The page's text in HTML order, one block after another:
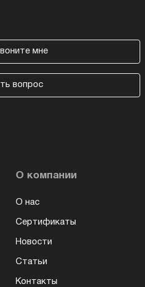
мне
вопрос
О компании
О нас
Сертификаты
Новости
Статьи
Контакты